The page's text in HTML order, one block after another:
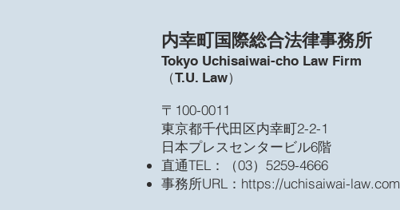
内幸町国際総合法律事務所
Tokyo Uchisaiwai-cho Law Firm
​（T.U. Law）
​〒100-0011
東京都千代田区内幸町2-2-1
日本プレスセンタービル6階
直通TEL：（03）5259-4666
事務所URL： https://uchisaiwai-law.com